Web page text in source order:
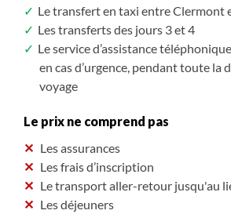
Le transfert en taxi entre Clermont
Les transferts des jours 3 et 4
Le service d’assistance
en cas d’urgence, pendant toute la
voyage
Le prix ne comprend pas
Les assurances
Les frais d’inscription
Le transport aller-retour jusqu'au
Les déjeuners